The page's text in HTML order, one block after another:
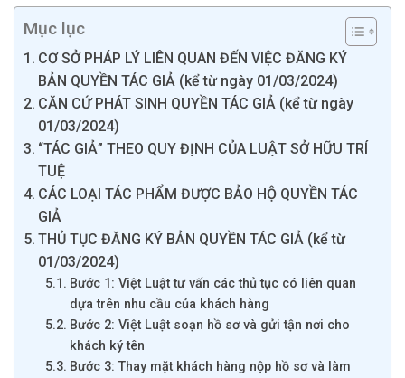
Mục lục
CƠ SỞ PHÁP LÝ LIÊN QUAN ĐẾN VIỆC ĐĂNG KÝ
BẢN QUYỀN TÁC GIẢ (kể từ ngày 01/03/2024)
CĂN CỨ PHÁT SINH QUYỀN TÁC GIẢ (kể từ ngày
01/03/2024)
“TÁC GIẢ” THEO QUY ĐỊNH CỦA LUẬT SỞ HỮU TRÍ
TUỆ
CÁC LOẠI TÁC PHẨM ĐƯỢC BẢO HỘ QUYỀN TÁC
GIẢ
THỦ TỤC ĐĂNG KÝ BẢN QUYỀN TÁC GIẢ (kể từ
01/03/2024)
Bước 1: Việt Luật tư vấn các thủ tục có liên quan
dựa trên nhu cầu của khách hàng
Bước 2: Việt Luật soạn hồ sơ và gửi tận nơi cho
khách ký tên
Bước 3: Thay mặt khách hàng nộp hồ sơ và làm